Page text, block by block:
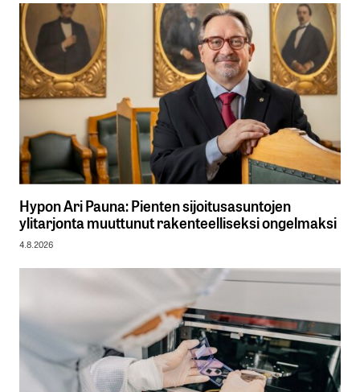
Hypon Ari Pauna: Pienten sijoitusasuntojen
ylitarjonta muuttunut rakenteelliseksi ongelmaksi
4.8.2026